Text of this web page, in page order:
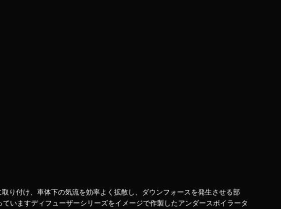
り付け、車体下の気流を効率よく拡散し、ダウンフォースを発生させる部
いますディフューザーシリーズをイメージで作製したアンダースポイラータ